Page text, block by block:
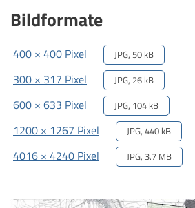
Bildformate
400 × 400 Pixel JPG, 50 kB
300 × 317 Pixel JPG, 26 kB
600 × 633 Pixel JPG, 104 kB
1200 × 1267 Pixel JPG, 440 kB
4016 × 4240 Pixel JPG, 3.7 MB